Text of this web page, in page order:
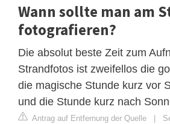
Wann sollte man am
fotografieren?
Die absolut beste Zeit zum
Strandfotos ist zweifellos die
die magische Stunde kurz vor
und die Stunde kurz nach
Antrag auf Entfernung der Quelle |